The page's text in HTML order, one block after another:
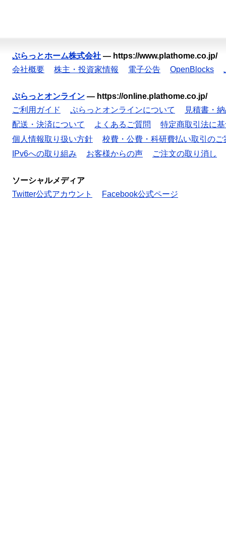
ぷらっとホーム株式会社 — https://www.plathome.co.jp/
会社概要
株主・投資家情報 電子公告 OpenBlocks
ぷらっとオンライン — https://online.plathome.co.jp/
ご利用ガイド
ぷらっとオンラインについて
見積書・
配送・決済について
よくあるご質問
特定商取引法に
個人情報取り扱い方針
校費・公費・科研費払い取引のご
IPv6への取り組み
お客様からの声 ご注文の取り消し
ソーシャルメディア
Twitter公式アカウント
Facebook公式ページ